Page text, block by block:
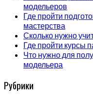
модельеров
Где пройти
мастерства
Сколько нужно
Где пройти курсы
Что нужно для
модельера
Рубрики